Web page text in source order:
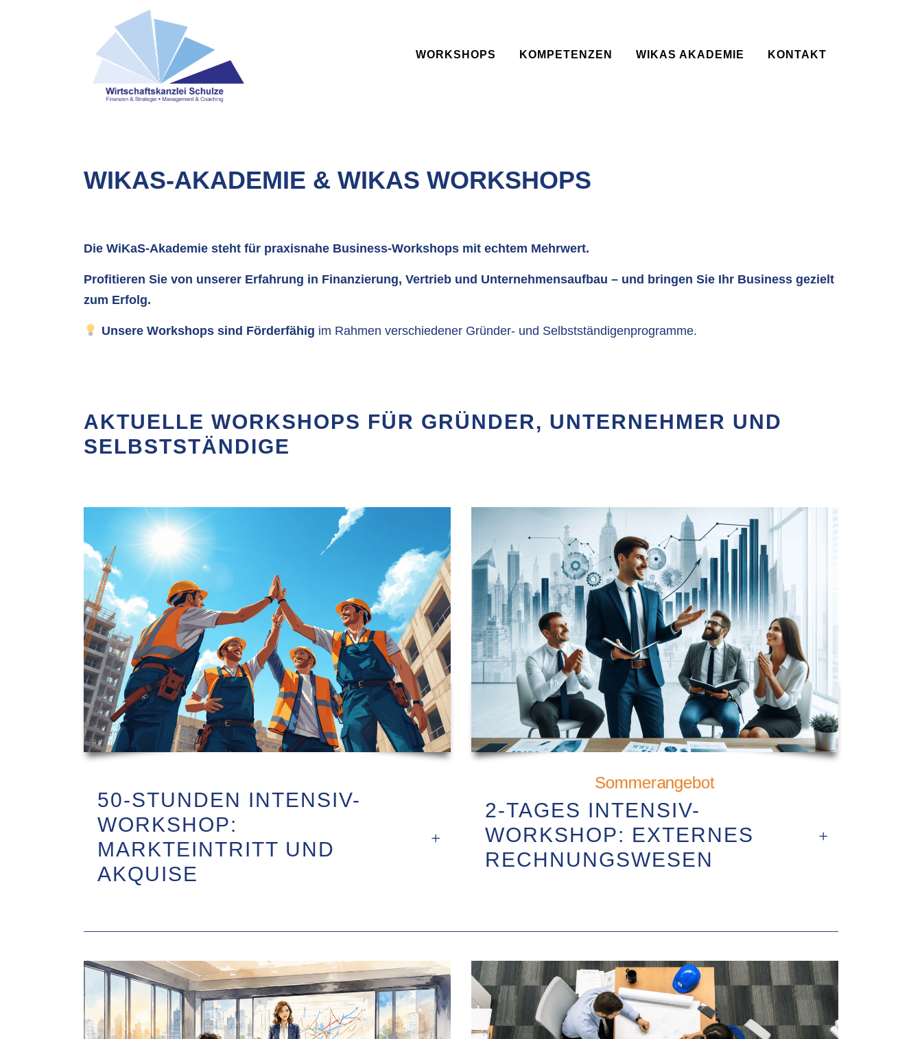
WORKSHOPS KOMPETENZEN WIKAS AKADEMIE KONTAKT
WIKAS-AKADEMIE & WIKAS WORKSHOPS
Die WiKaS-Akademie steht für praxisnahe Business-Workshops mit echtem Mehrwert.
Profitieren Sie von unserer Erfahrung in Finanzierung, Vertrieb und Unternehmensaufbau – und bringen Sie Ihr Business gezielt
zum Erfolg.
Unsere Workshops sind Förderfähig im Rahmen verschiedener Gründer- und Selbstständigenprogramme.
AKTUELLE WORKSHOPS FÜR GRÜNDER, UNTERNEHMER UND
SELBSTSTÄNDIGE
50-STUNDEN INTENSIV-
WORKSHOP:
MARKTEINTRITT UND
AKQUISE
Sommerangebot
2-TAGES INTENSIV-
WORKSHOP: EXTERNES
RECHNUNGSWESEN